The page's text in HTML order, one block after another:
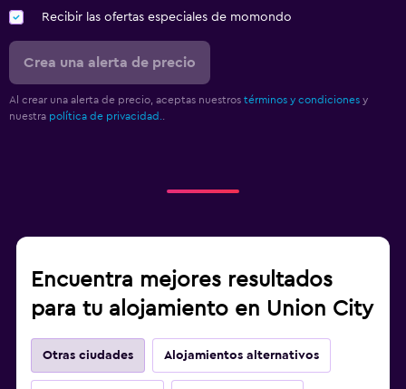
Recibir las ofertas especiales de momondo
Crea una alerta de precio
Al crear una alerta de precio, aceptas nuestros términos y condiciones y
nuestra política de privacidad.
Encuentra mejores resultados
para tu alojamiento en Union City
Otras ciudades Alojamientos alternativos